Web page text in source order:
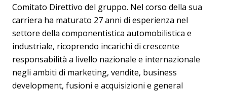
Comitato Direttivo del gruppo. Nel corso della sua
carriera ha maturato 27 anni di esperienza nel
settore della componentistica automobilistica e
industriale, ricoprendo incarichi di crescente
responsabilità a livello nazionale e internazionale
negli ambiti di marketing, vendite, business
development, fusioni e acquisizioni e general